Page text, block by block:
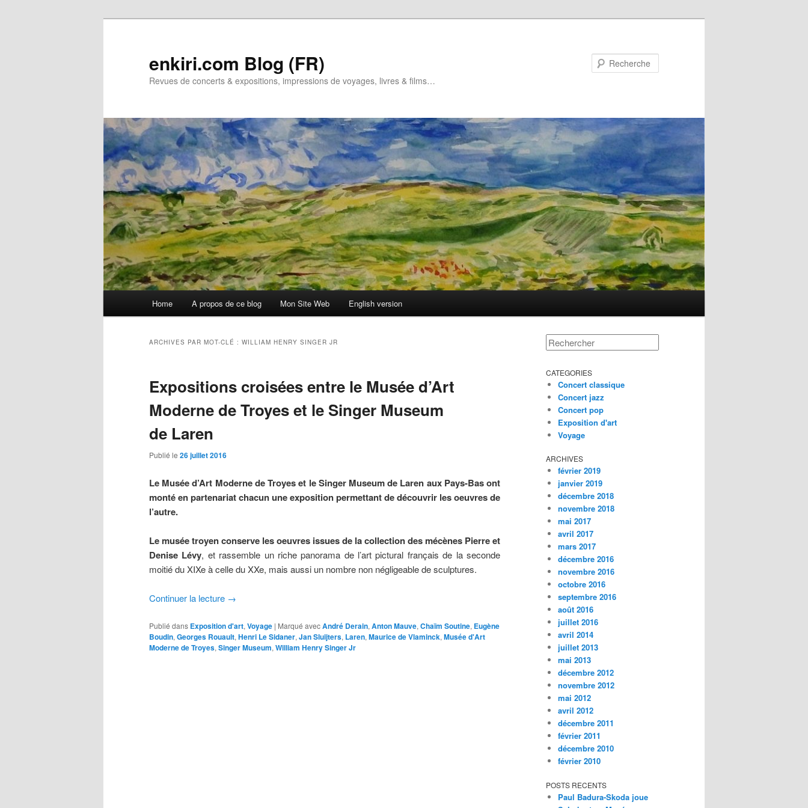
enkiri.com Blog (FR)
Revues de concerts & expositions, impressions de voyages, livres & films…
Home A propos de ce blog Mon Site Web English version
ARCHIVES PAR MOT-CLÉ : WILLIAM HENRY SINGER JR
Expositions croisées entre le Musée d’Art
Moderne de Troyes et le Singer Museum
de Laren
Publié le 26 juillet 2016
Le Musée d’Art Moderne de Troyes et le Singer Museum de Laren aux Pays-Bas ont
monté en partenariat chacun une exposition permettant de découvrir les oeuvres de
l’autre.
Le musée troyen conserve les oeuvres issues de la collection des mécènes Pierre et
Denise Lévy, et rassemble un riche panorama de l’art pictural français de la seconde
moitié du XIXe à celle du XXe, mais aussi un nombre non négligeable de sculptures.
Continuer la lecture →
Publié dans Exposition d'art, Voyage | Marqué avecAndré Derain, Anton Mauve, Chaïm Soutine, Eugène
Boudin, Georges Rouault, Henri Le Sidaner, Jan Sluijters, Laren, Maurice de Vlaminck, Musée d'Art
Moderne de Troyes, Singer Museum, William Henry Singer Jr
Rechercher
CATEGORIES
Concert classique
Concert jazz
Concert pop
Exposition d'art
Voyage
ARCHIVES
février 2019
janvier 2019
décembre 2018
novembre 2018
mai 2017
avril 2017
mars 2017
décembre 2016
novembre 2016
octobre 2016
septembre 2016
août 2016
juillet 2016
avril 2014
juillet 2013
mai 2013
décembre 2012
novembre 2012
mai 2012
avril 2012
décembre 2011
février 2011
décembre 2010
février 2010
POSTS RECENTS
Paul Badura-Skoda joue